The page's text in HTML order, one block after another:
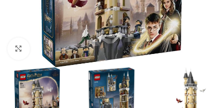
Click to enlarge